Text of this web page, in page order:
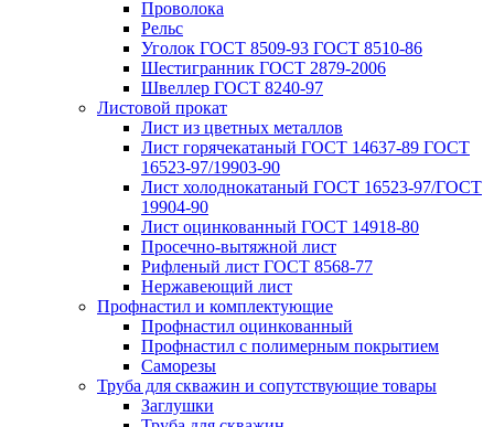
Проволока
Рельс
Уголок ГОСТ 8509-93 ГОСТ 8510-86
Шестигранник ГОСТ 2879-2006
Швеллер ГОСТ 8240-97
Листовой прокат
Лист из цветных металлов
Лист горячекатаный ГОСТ 14637-89 ГОСТ
16523-97/19903-90
Лист холоднокатаный ГОСТ 16523-97/ГОСТ
19904-90
Лист оцинкованный ГОСТ 14918-80
Просечно-вытяжной лист
Рифленый лист ГОСТ 8568-77
Нержавеющий лист
Профнастил и комплектующие
Профнастил оцинкованный
Профнастил с полимерным покрытием
Саморезы
Труба для скважин и сопутствующие товары
Заглушки